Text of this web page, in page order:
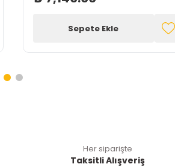
Sepete Ekle
Her siparişte
Taksitli Alışveriş